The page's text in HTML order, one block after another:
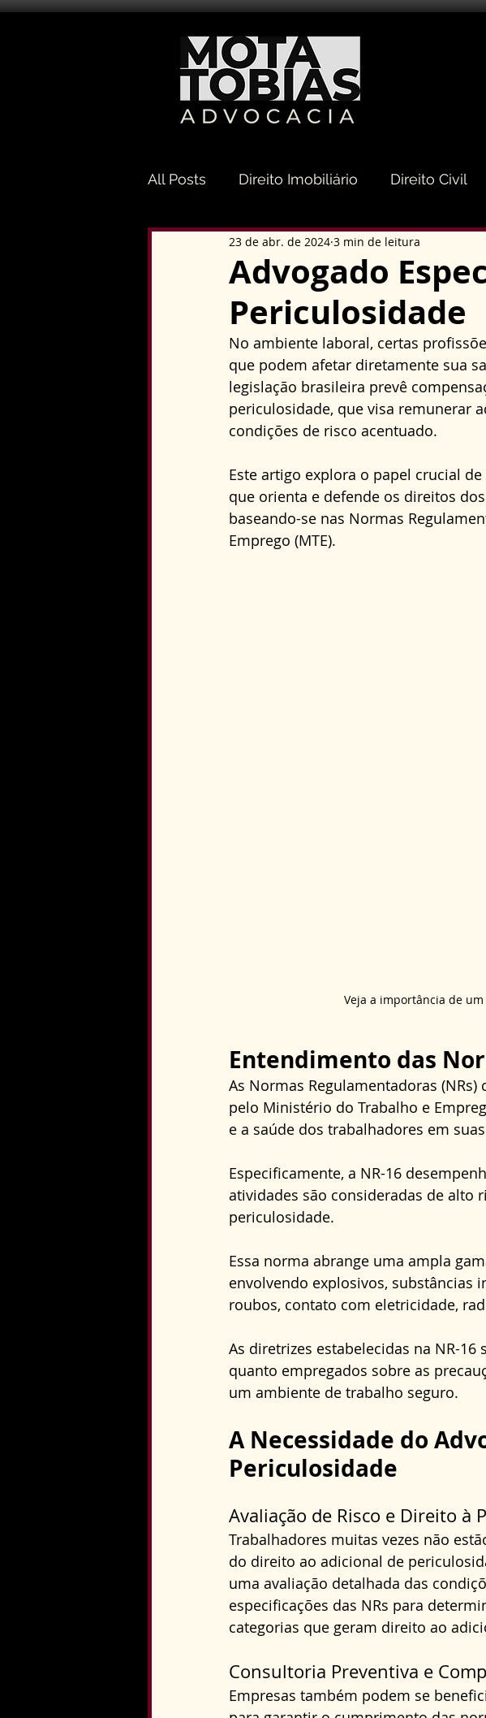
All Posts Direito Imobiliário Direito Civil
Direito Sucessório Direito do Consumidor
Direito Tributário Direito Empresarial e
Direito Constitucional Direito
Advogado
Periculosidade
23 de abr. de 2024 3 min de leitura
No ambiente laboral, certas
que podem afetar diretamente sua
legislação brasileira prevê
periculosidade, que visa remunerar
condições de risco acentuado.
Este artigo explora o papel crucial
que orienta e defende os direitos
baseando-se nas Normas
Emprego (MTE).
Veja a importância de
Entendimento das
As Normas Regulamentadoras
pelo Ministério do Trabalho e
e a saúde dos trabalhadores em
Especificamente, a NR-16
atividades são consideradas de alto
periculosidade.
Essa norma abrange uma ampla
envolvendo explosivos, substâncias
roubos, contato com eletricidade,
As diretrizes estabelecidas na NR-
quanto empregados sobre as
um ambiente de trabalho seguro.
A Necessidade do
Periculosidade
Avaliação de Risco e Direito à
Trabalhadores muitas vezes não
do direito ao adicional de
uma avaliação detalhada das
especificações das NRs para
categorias que geram direito ao
Consultoria Preventiva e
Empresas também podem se